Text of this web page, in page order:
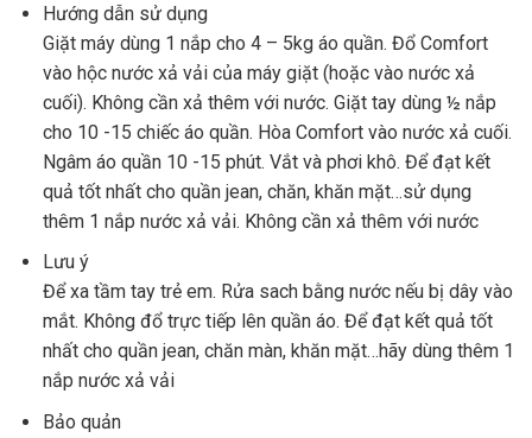
Hướng dẫn sử dụng
Giặt máy dùng 1 nắp cho 4 – 5kg áo quần. Đổ Comfort
vào hộc nước xả vải của máy giặt (hoặc vào nước xả
cuối). Không cần xả thêm với nước. Giặt tay dùng ½ nắp
cho 10 -15 chiếc áo quần. Hòa Comfort vào nước xả cuối.
Ngâm áo quần 10 -15 phút. Vắt và phơi khô. Để đạt kết
quả tốt nhất cho quần jean, chăn, khăn mặt…sử dụng
thêm 1 nắp nước xả vải. Không cần xả thêm với nước
Lưu ý
Để xa tầm tay trẻ em. Rửa sach bằng nước nếu bị dây vào
mắt. Không đổ trực tiếp lên quần áo. Để đạt kết quả tốt
nhất cho quần jean, chăn màn, khăn mặt…hãy dùng thêm 1
nắp nước xả vải
Bảo quản